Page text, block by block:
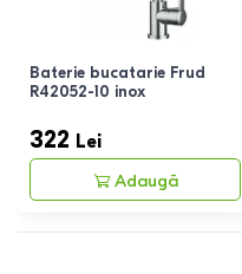
Baterie bucatarie Frud
R42052-10 inox
322 Lei
Adaugă